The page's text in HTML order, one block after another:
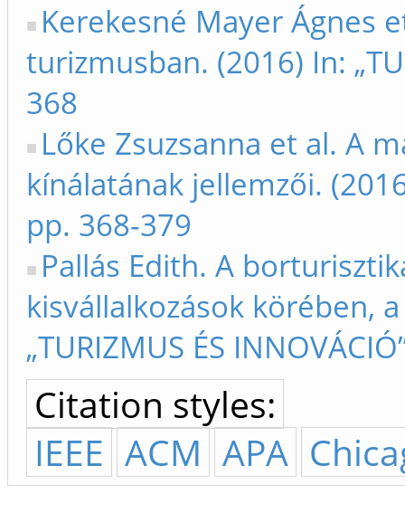
Kerekesné Mayer Ágnes
turizmusban. (2016) In:
368
Lőke Zsuzsanna et al. A
kínálatának jellemzői.
pp. 368-379
Pallás Edith. A
kisvállalkozások körében,
„TURIZMUS ÉS
Citation styles:
IEEE ACM APA